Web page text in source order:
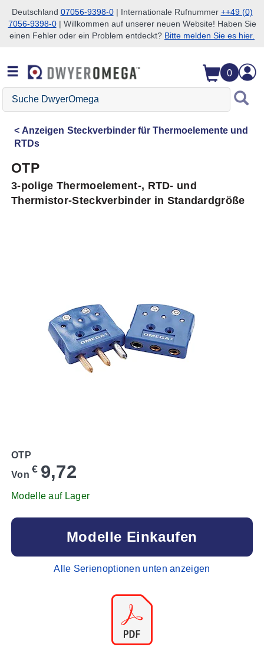
Zum Suchen überspringen
Zum Hauptinhalt überspringen
Zur Navigation überspringen
Deutschland 07056-9398-0| Internationale Rufnummer ++49 (0)
7056-9398-0| Willkommen auf unserer neuen Website! Haben Sie
einen Fehler oder ein Problem entdeckt? Bitte melden Sie es hier.
0
Suche
DwyerOmega
Anzeigen Steckverbinder für Thermoelemente und
RTDs
OTP
3-polige Thermoelement-, RTD- und
Thermistor-Steckverbinder in Standardgröße
OTP
Von € 9,72
Modelle auf Lager
Modelle Einkaufen
Alle Serienoptionen unten anzeigen